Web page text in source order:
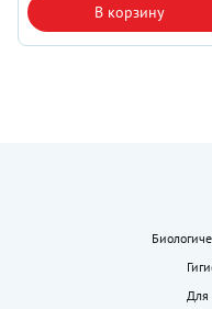
В корзину